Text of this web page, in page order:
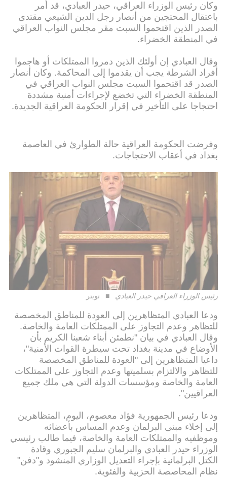
وكان رئيس الوزراء العراقي، حيدر العبادي، قد أمر
باعتقال المحتجين من أنصار رجل الدين الشيعي مقتدى
الصدر الذين اقتحموا السبت مقر مجلس النواب العراقي
في المنطقة الخضراء.
وقال العبادي إن أولئك الذين دمروا الممتلكات أو هاجموا
أفراد الشرطة يجب أن يقدموا إلى المحاكمة. وكان أنصار
الصدر قد اقتحموا السبت مجلس النواب العراقي في
المنطقة الخضراء التي تخضع لإجراءات أمنية مشددة
احتجاجا على التأخير في إقرار الحكومة العراقية الجديدة.
وفرضت الحكومة العراقية حالة الطوارئ في العاصمة
بغداد في أعقاب الاحتجاجات.
رئيس الوزراء العراقي حيدر العبادي تويتر
ودعا العبادي المتظاهرين إلى العودة للمناطق المخصصة
للتظاهر وعدم التجاوز على الممتلكات العامة والخاصة.
وقال العبادي في بيان "نطمئن أبناء شعبنا الكريم بأن
الأوضاع في مدينة بغداد تحت سيطرة القوات الأمنية"،
داعيا المتظاهرين إلى "العودة للمناطق المخصصة
للتظاهر والالتزام بسلميتها وعدم التجاوز على الممتلكات
العامة والخاصة ومؤسسات الدولة التي هي ملك جميع
العراقيين".
ودعا رئيس الجمهورية فؤاد معصوم، اليوم، المتظاهرين
إلى إخلاء مبنى البرلمان وعدم المساس بأعضائه
وموظفيه والممتلكات العامة والخاصة، فيما طالب رئيسي
الوزراء حيدر العبادي والبرلمان سليم الجبوري وقادة
الكتل البرلمانية بإجراء التعديل الوزاري المنشود و"دفن"
نظام المحاصصة الحزبية والفئوية.